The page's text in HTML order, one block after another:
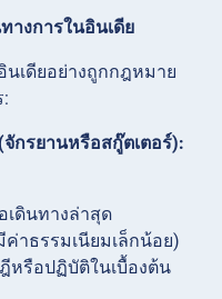
างการในอินเดีย
เดียอย่างถูกกฎหมาย
กรยานหรือสกู๊ตเตอร์):
เดินทางล่าสุด
าธรรมเนียมเล็กน้อย)
หรือปฏิบัติในเบื้องต้น